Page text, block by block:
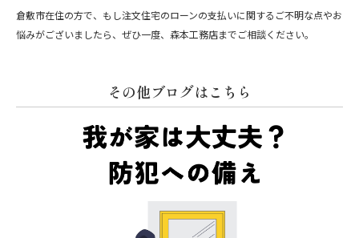
倉敷市在住の方で、もし注文住宅のローンの支払いに関するご不明な点やお
悩みがございましたら、ぜひ一度、森本工務店までご相談ください。
その他ブログはこちら